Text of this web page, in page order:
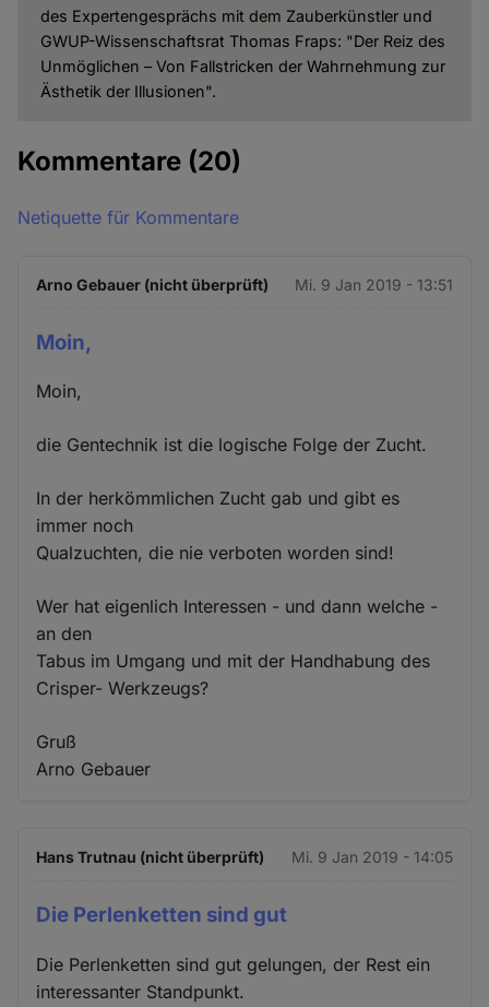
des Expertengesprächs mit dem Zauberkünstler und
GWUP-Wissenschaftsrat Thomas Fraps: "Der Reiz des
Unmöglichen – Von Fallstricken der Wahrnehmung zur
Ästhetik der Illusionen".
Kommentare (20)
Netiquette für Kommentare
Arno Gebauer (nicht überprüft) Mi. 9 Jan 2019 - 13:51
Moin,
Moin,
die Gentechnik ist die logische Folge der Zucht.
In der herkömmlichen Zucht gab und gibt es
immer noch
Qualzuchten, die nie verboten worden sind!
Wer hat eigenlich Interessen - und dann welche -
an den
Tabus im Umgang und mit der Handhabung des
Crisper- Werkzeugs?
Gruß
Arno Gebauer
Hans Trutnau (nicht überprüft) Mi. 9 Jan 2019 - 14:05
Die Perlenketten sind gut
Die Perlenketten sind gut gelungen, der Rest ein
interessanter Standpunkt.